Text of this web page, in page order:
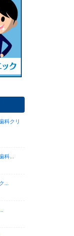
科クリ
科...
...